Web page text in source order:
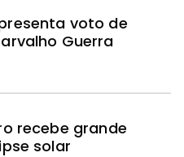
voto de
Guerra
recebe grande
solar